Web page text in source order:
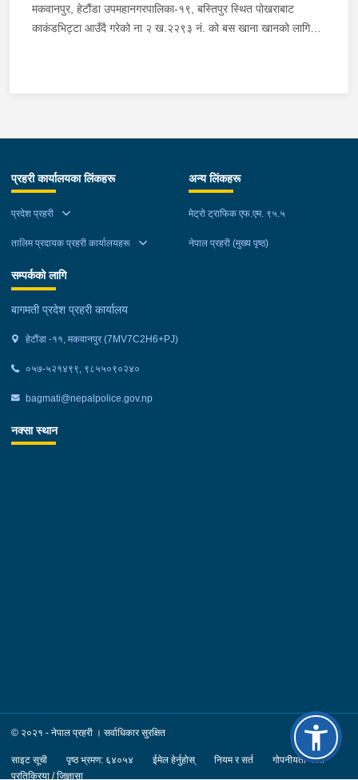
मकवानपुर, हेटौंडा उपमहानगरपालिका-१९, बस्तिपुर स्थित पोखराबाट
काकंडभिट्टा आउँदै गरेको ना २ ख.२२९३ नं. को बस खाना खानको लागि
लागुऔषध गाँजा २६ किलोग्राम २० ग्राम फेला परेको । लागुऔषध सहित
समिर मोक्तान र सोहि हेटौंडा उपमहानगरपालिका-१९, बस्तिपुर बस्ने वर्ष
भईरहेको छ ।
प्रहरी कार्यालयका लिंकहरू
प्रदेश प्रहरी
तालिम प्रदायक प्रहरी कार्यालयहरू
अन्य लिंकहरू
मेट्रो ट्राफिक एफ.एम. ९५.५
नेपाल प्रहरी (मुख्य पृष्ठ)
सम्पर्कको लागि
बागमती प्रदेश प्रहरी कार्यालय
हेटौंडा -११, मकवानपुर (7MV7C2H6+PJ)
०५७-५२१४९९, ९८५५०९०२४०
bagmati@nepalpolice.gov.np
नक्सा स्थान
© २०२१ - नेपाल प्रहरी । सर्वाधिकार सुरक्षित
साइट सूची पृष्ठ भ्रमण: ६४०५४ ईमेल हेर्नुहोस् नियम र सर्त
गोपनीयता नीति
प्रतिक्रिया / जिज्ञासा